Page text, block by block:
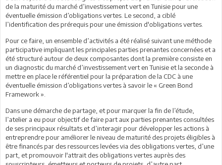
de la maturité du marché d’investissement vert en Tunisie pour une
éventuelle émission d’obligations vertes. Le second, a ciblé
l’identification des prérequis pour une émission d'obligations vertes.
Pour ce faire, un ensemble d’activités a été réalisé suivant une méthode
participative impliquant les principales parties prenantes concernées et a
été structuré autour de deux composantes dont la première consiste en
un diagnostic du marché d’investissement vert en Tunisie et la seconde à
mettre en place le référentiel pour la préparation de la CDC à une
éventuelle émission d’obligations vertes à savoir le « Green Bond
Framework ».
Dans une démarche de partage, et pour marquer la fin de l’étude,
l’atelier a eu pour objectif de faire part aux parties prenantes consultées
de ses principaux résultats et d’interagir pour développer les actions à
entreprendre pour améliorer le niveau de maturité des projets éligibles à
être financés par des ressources levées via des obligations vertes, d’une
part, et promouvoir l'attrait des obligations vertes auprès des